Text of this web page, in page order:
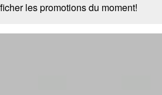
les promotions du moment!